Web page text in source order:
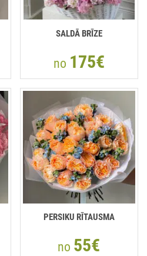
SALDĀ BRĪZE
no 175€
PERSIKU RĪTAUSMA
no 55€